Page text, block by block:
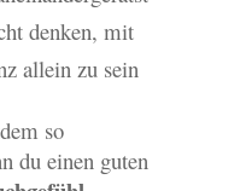
denken, mit
allein zu sein
so
du einen guten